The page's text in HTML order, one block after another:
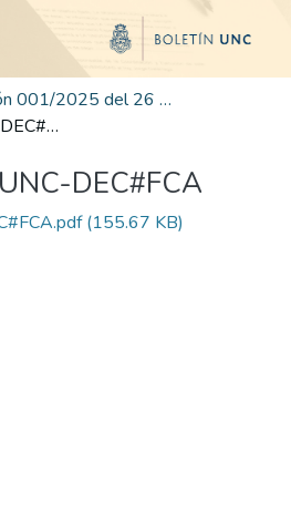
Edición 001/2025 del 26 de mayo de 2025
RD-2025-48-UNC-DEC#FCA
DEC#FCA
(155.67 KB)